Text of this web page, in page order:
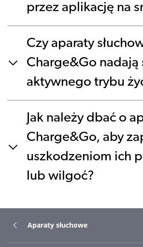
przez aplikację na
Czy aparaty
Charge&Go nadają
aktywnego trybu
Jak należy dbać o
Charge&Go, aby
uszkodzeniom ich
lub wilgoć?
Aparaty słuchowe